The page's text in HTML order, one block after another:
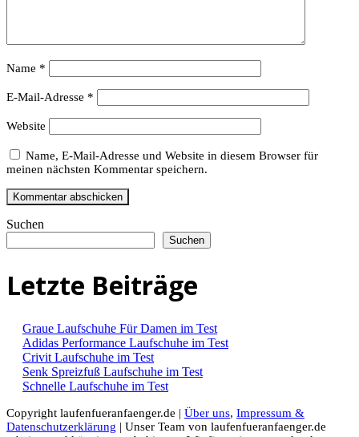
Name *
E-Mail-Adresse *
Website
Name, E-Mail-Adresse und Website in diesem Browser für
meinen nächsten Kommentar speichern.
Suchen
Suchen
Letzte Beiträge
Graue Laufschuhe Für Damen im Test
Adidas Performance Laufschuhe im Test
Crivit Laufschuhe im Test
Senk Spreizfuß Laufschuhe im Test
Schnelle Laufschuhe im Test
Copyright laufenfueranfaenger.de | Über uns, Impressum &
Datenschutzerklärung | Unser Team von laufenfueranfaenger.de